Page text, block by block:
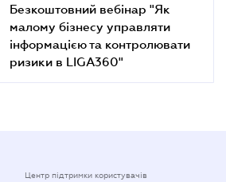
Безкоштовний вебінар "Як
малому бізнесу управляти
інформацією та контролювати
ризики в LIGA360"
Центр підтримки користувачів